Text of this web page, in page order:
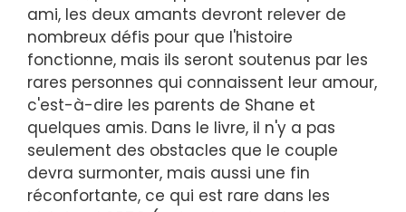
ami, les deux amants devront relever de
nombreux défis pour que l'histoire
fonctionne, mais ils seront soutenus par les
rares personnes qui connaissent leur amour,
c'est-à-dire les parents de Shane et
quelques amis. Dans le livre, il n'y a pas
seulement des obstacles que le couple
devra surmonter, mais aussi une fin
réconfortante, ce qui est rare dans les